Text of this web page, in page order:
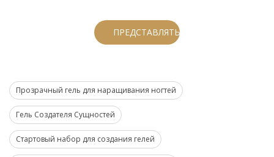
ПРЕДСТАВЛЯТЬ НА РАССМОТРЕНИЕ
Прозрачный гель для наращивания ногтей
Гель Создателя Сущностей
Стартовый набор для создания гелей